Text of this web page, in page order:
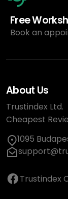
Free
Book an
About Us
Trustindex Ltd.
Cheapest
1095
Trustindex